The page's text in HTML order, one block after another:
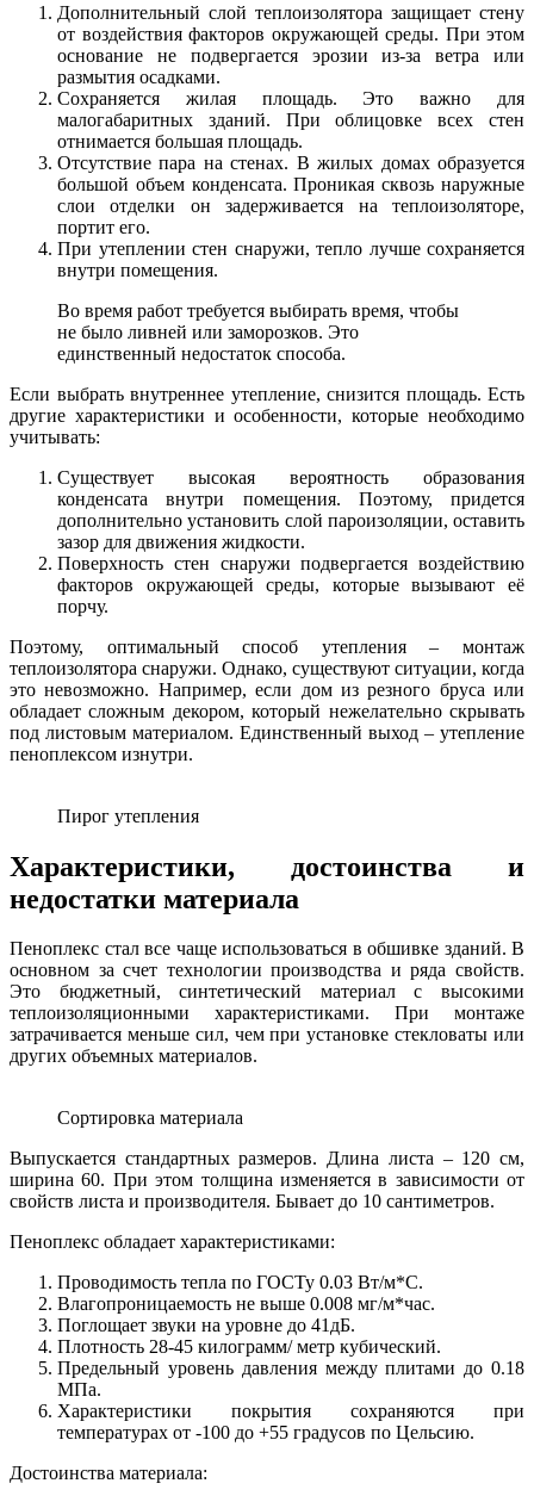
Дополнительный слой теплоизолятора защищает стену
от воздействия факторов окружающей среды. При этом
основание не подвергается эрозии из-за ветра или
размытия осадками.
Сохраняется жилая площадь. Это важно для
малогабаритных зданий. При облицовке всех стен
отнимается большая площадь.
Отсутствие пара на стенах. В жилых домах образуется
большой объем конденсата. Проникая сквозь наружные
слои отделки он задерживается на теплоизоляторе,
портит его.
При утеплении стен снаружи, тепло лучше сохраняется
внутри помещения.
Во время работ требуется выбирать время, чтобы
не было ливней или заморозков. Это
единственный недостаток способа.
Если выбрать внутреннее утепление, снизится площадь. Есть
другие характеристики и особенности, которые необходимо
учитывать:
Существует высокая вероятность образования
конденсата внутри помещения. Поэтому, придется
дополнительно установить слой пароизоляции, оставить
зазор для движения жидкости.
Поверхность стен снаружи подвергается воздействию
факторов окружающей среды, которые вызывают её
порчу.
Поэтому, оптимальный способ утепления – монтаж
теплоизолятора снаружи. Однако, существуют ситуации, когда
это невозможно. Например, если дом из резного бруса или
обладает сложным декором, который нежелательно скрывать
под листовым материалом. Единственный выход – утепление
пеноплексом изнутри.
Пирог утепления
Характеристики, достоинства и
недостатки материала
Пеноплекс стал все чаще использоваться в обшивке зданий. В
основном за счет технологии производства и ряда свойств.
Это бюджетный, синтетический материал с высокими
теплоизоляционными характеристиками. При монтаже
затрачивается меньше сил, чем при установке стекловаты или
других объемных материалов.
Сортировка материала
Выпускается стандартных размеров. Длина листа – 120 см,
ширина 60. При этом толщина изменяется в зависимости от
свойств листа и производителя. Бывает до 10 сантиметров.
Пеноплекс обладает характеристиками:
Проводимость тепла по ГОСТу 0.03 Вт/м*С.
Влагопроницаемость не выше 0.008 мг/м*час.
Поглощает звуки на уровне до 41дБ.
Плотность 28-45 килограмм/ метр кубический.
Предельный уровень давления между плитами до 0.18
МПа.
Характеристики покрытия сохраняются при
температурах от -100 до +55 градусов по Цельсию.
Достоинства материала: